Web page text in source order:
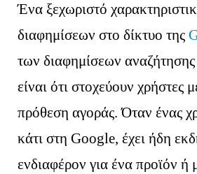
Ένα ξεχωριστό
διαφημίσεων στο δίκτυο της
των διαφημίσεων
είναι ότι στοχεύουν χρήστες
πρόθεση αγοράς. Όταν ένας
κάτι στη Google, έχει ήδη
ενδιαφέρον για ένα προϊόν ή